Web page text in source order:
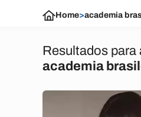
Home>academia
Resultados para
academia